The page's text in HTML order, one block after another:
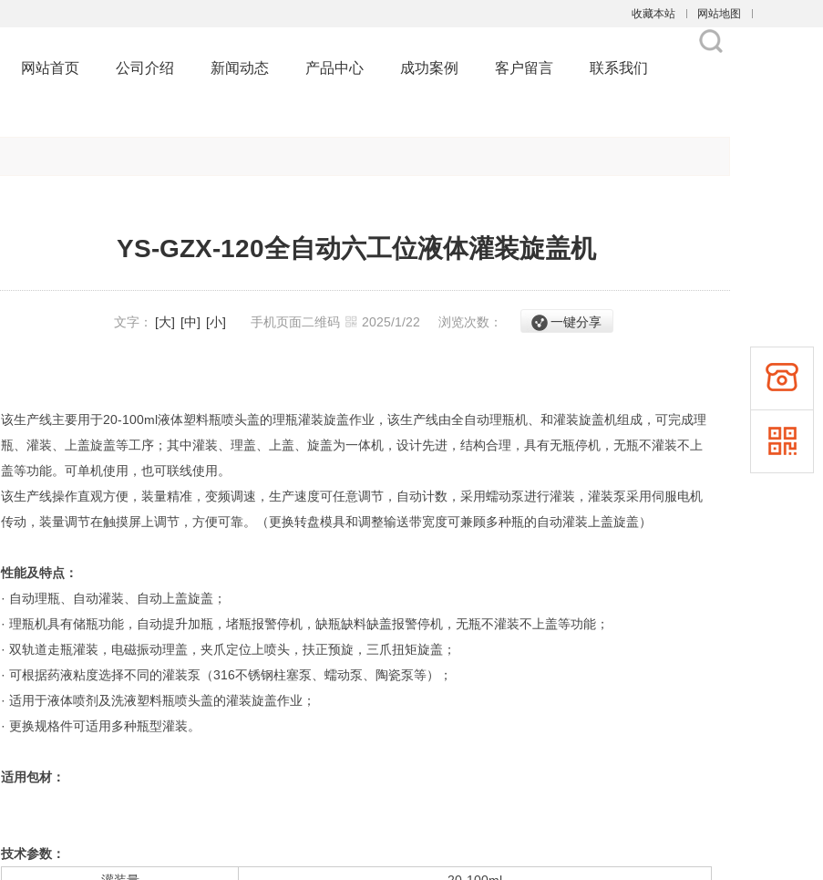
收藏本站 网站地图
网站首页 公司介绍 新闻动态 产品中心 成功案例 客户留言 联系我们
YS-GZX-120全自动六工位液体灌装旋盖机
文字： [大] [中] [小] 手机页面二维码 2025/1/22 浏览次数： 一键分享
该生产线主要用于20-100ml液体塑料瓶喷头盖的理瓶灌装旋盖作业，该生产线由全自动理瓶机、和灌装旋盖机组成，可完成理
瓶、灌装、上盖旋盖等工序；其中灌装、理盖、上盖、旋盖为一体机，设计先进，结构合理，具有无瓶停机，无瓶不灌装不上
盖等功能。可单机使用，也可联线使用。
该生产线操作直观方便，装量精准，变频调速，生产速度可任意调节，自动计数，采用蠕动泵进行灌装，灌装泵采用伺服电机
传动，装量调节在触摸屏上调节，方便可靠。（更换转盘模具和调整输送带宽度可兼顾多种瓶的自动灌装上盖旋盖）
性能及特点：
· 自动理瓶、自动灌装、自动上盖旋盖；
· 理瓶机具有储瓶功能，自动提升加瓶，堵瓶报警停机，缺瓶缺料缺盖报警停机，无瓶不灌装不上盖等功能；
· 双轨道走瓶灌装，电磁振动理盖，夹爪定位上喷头，扶正预旋，三爪扭矩旋盖；
· 可根据药液粘度选择不同的灌装泵（316不锈钢柱塞泵、蠕动泵、陶瓷泵等）；
· 适用于液体喷剂及洗液塑料瓶喷头盖的灌装旋盖作业；
· 更换规格件可适用多种瓶型灌装。
适用包材：
技术参数：